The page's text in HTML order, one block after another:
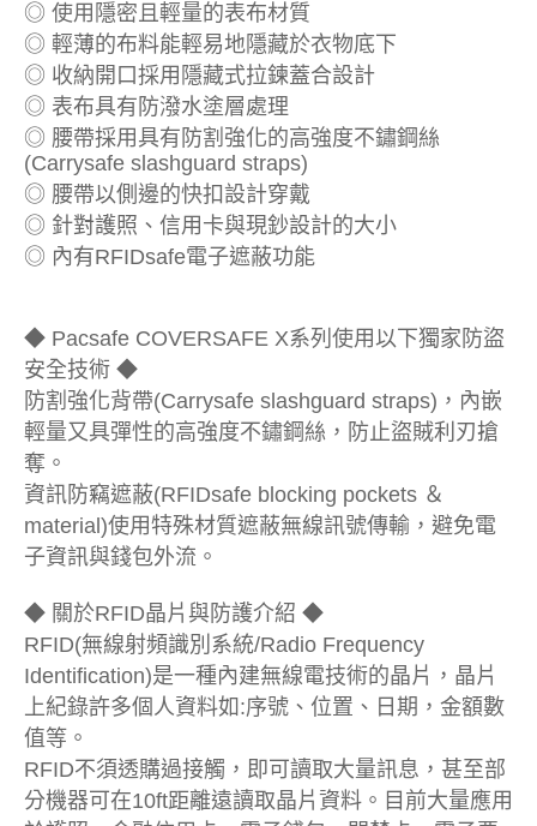
◎ 使用隱密且輕量的表布材質
◎ 輕薄的布料能輕易地隱藏於衣物底下
◎ 收納開口採用隱藏式拉鍊蓋合設計
◎ 表布具有防潑水塗層處理
◎ 腰帶採用具有防割強化的高強度不鏽鋼絲
(Carrysafe slashguard straps)
◎ 腰帶以側邊的快扣設計穿戴
◎ 針對護照、信用卡與現鈔設計的大小
◎ 內有RFIDsafe電子遮蔽功能
◆ Pacsafe COVERSAFE X系列使用以下獨家防盜
安全技術 ◆
防割強化背帶(Carrysafe slashguard straps)，內嵌
輕量又具彈性的高強度不鏽鋼絲，防止盜賊利刃搶
奪。
資訊防竊遮蔽(RFIDsafe blocking pockets ＆
material)使用特殊材質遮蔽無線訊號傳輸，避免電
子資訊與錢包外流。
◆ 關於RFID晶片與防護介紹 ◆
RFID(無線射頻識別系統/Radio Frequency
Identification)是一種內建無線電技術的晶片，晶片
上紀錄許多個人資料如:序號、位置、日期，金額數
值等。
RFID不須透購過接觸，即可讀取大量訊息，甚至部
分機器可在10ft距離遠讀取晶片資料。目前大量應用